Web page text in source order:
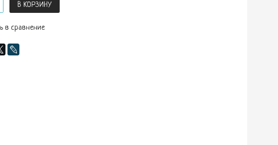
В КОРЗИНУ
в сравнение